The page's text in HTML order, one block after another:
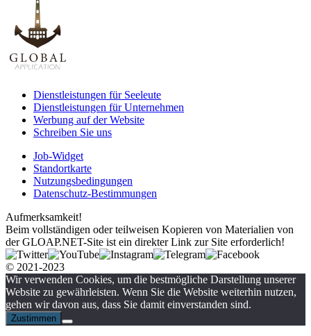
Dienstleistungen für Seeleute
Dienstleistungen für Unternehmen
Werbung auf der Website
Schreiben Sie uns
Job-Widget
Standortkarte
Nutzungsbedingungen
Datenschutz-Bestimmungen
Aufmerksamkeit!
Beim vollständigen oder teilweisen Kopieren von Materialien von
der GLOAP.NET-Site ist ein direkter Link zur Site erforderlich!
© 2021-2023
Wir verwenden Cookies, um die bestmögliche Darstellung unserer
Website zu gewährleisten. Wenn Sie die Website weiterhin nutzen,
gehen wir davon aus, dass Sie damit einverstanden sind.
Zustimmen